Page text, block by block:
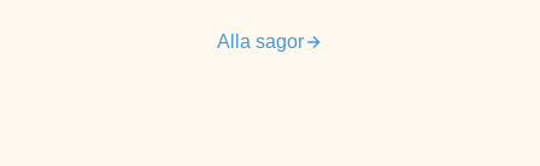
Alla sagor